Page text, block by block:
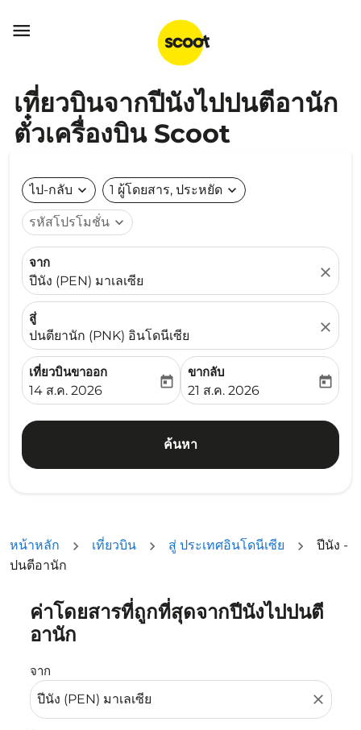

เที่ยวบินจากปีนังไปปนตีอานัก
ตั๋วเครื่องบิน Scoot
ไป-กลับ expand_more 1 ผู้โดยสาร, ประหยัด expand_more
รหัสโปรโมชั่น expand_more
จาก
ปีนัง (PEN) มาเลเซีย
close
สู่
ปนตียานัก (PNK) อินโดนีเซีย
close
เที่ยวบินขาออก
fc-booking-departure-date-aria-label
14 ส.ค. 2026
today
ขากลับ
fc-booking-return-date-
21 ส.ค. 2026
today
ค้นหา
หน้าหลัก เที่ยวบิน สู่ ประเทศอินโดนีเซีย
ปีนัง -
ปนตีอานัก
ค่าโดยสารที่ถูกที่สุดจากปีนังไปปนตี
อานัก
จาก
close
ลองอัปเดตเส้นทางของคุณ (ต้นทางและ/หรือปลายทาง) หรื